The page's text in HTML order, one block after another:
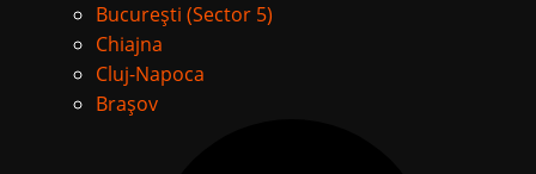
București (Sector 5)
Chiajna
Cluj-Napoca
Brașov